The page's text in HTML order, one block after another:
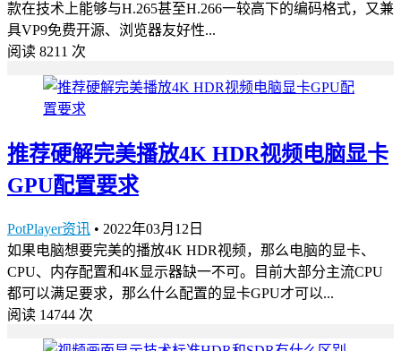
款在技术上能够与H.265甚至H.266一较高下的编码格式，又兼
具VP9免费开源、浏览器友好性...
阅读 8211 次
推荐硬解完美播放4K HDR视频电脑显卡
GPU配置要求
PotPlayer资讯 • 2022年03月12日
如果电脑想要完美的播放4K HDR视频，那么电脑的显卡、
CPU、内存配置和4K显示器缺一不可。目前大部分主流CPU
都可以满足要求，那么什么配置的显卡GPU才可以...
阅读 14744 次